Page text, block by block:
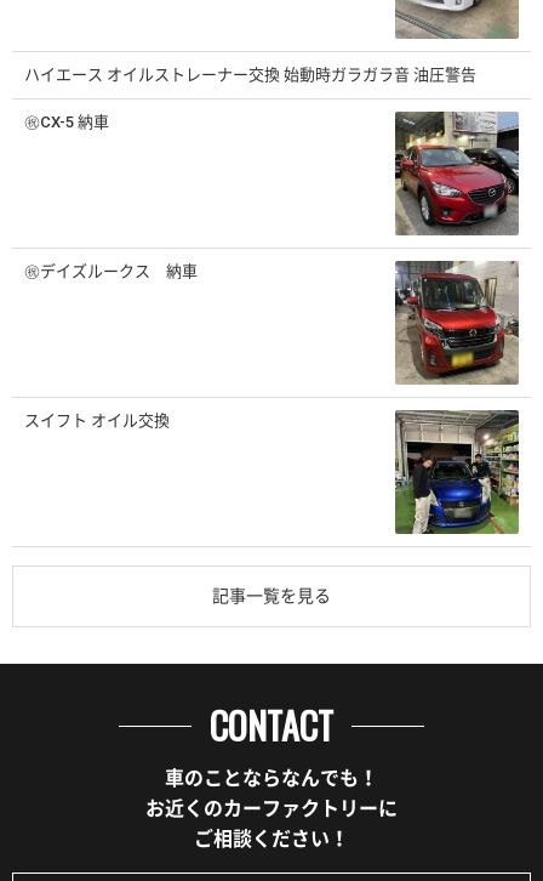
ハイエース オイルストレーナー交換 始動時ガラガラ音 油圧警告
㊗️CX-5 納車
㊗️デイズルークス 納車
スイフト オイル交換
記事一覧を見る
CONTACT
車のことならなんでも！
お近くのカーファクトリーに
ご相談ください！